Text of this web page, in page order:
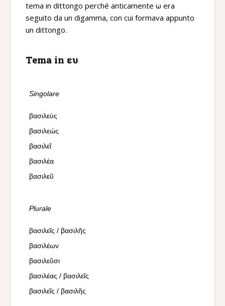
tema in dittongo perché anticamente ω era
seguito da un digamma, con cui formava appunto
un dittongo.
Tema in ευ
Singolare
βασιλεύς
βασιλεώς
βασιλεῖ
βασιλέα
βασιλεῦ
Plurale
βασιλεῖς / βασιλῆς
βασιλέων
βασιλεῦσι
βασιλέας / βασιλεῖς
βασιλεῖς / βασιλῆς